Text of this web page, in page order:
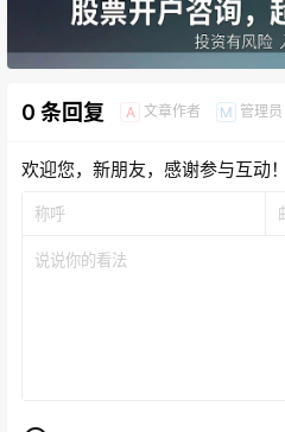
0 条回复 A 文章作者 M 管理员
欢迎您，新朋友，感谢参与互动！